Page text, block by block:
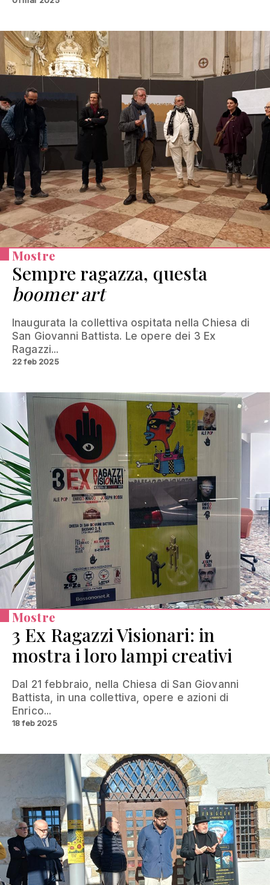
Mostre
Sempre ragazza, questa
boomer art
Inaugurata la collettiva ospitata nella Chiesa di
San Giovanni Battista. Le opere dei 3 Ex
Ragazzi...
22 feb 2025
Mostre
3 Ex Ragazzi Visionari: in
mostra i loro lampi creativi
Dal 21 febbraio, nella Chiesa di San Giovanni
Battista, in una collettiva, opere e azioni di
Enrico...
18 feb 2025